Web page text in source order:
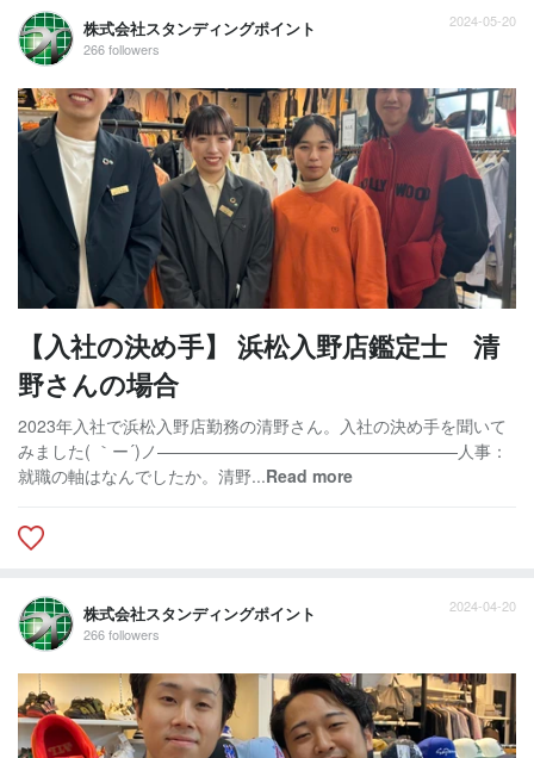
株式会社スタンディングポイント
266 followers
2024-05-20
【入社の決め手】 浜松入野店鑑定士 清
野さんの場合
2023年入社で浜松入野店勤務の清野さん。入社の決め手を聞いて
みました( ｀ー´)ノ——————————————————人事：
就職の軸はなんでしたか。清野...Read more
株式会社スタンディングポイント
266 followers
2024-04-20